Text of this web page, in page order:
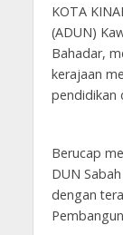
KOTA
(ADUN)
Bahadar,
kerajaan
pendidikan
Berucap
DUN
dengan